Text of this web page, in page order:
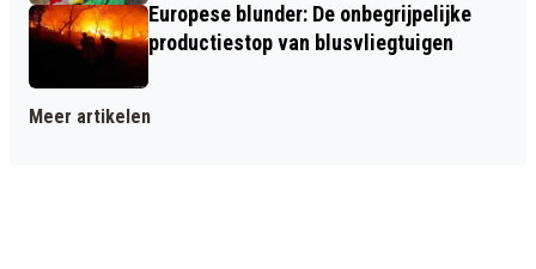
Europese blunder: De onbegrijpelijke
productiestop van blusvliegtuigen
Meer artikelen